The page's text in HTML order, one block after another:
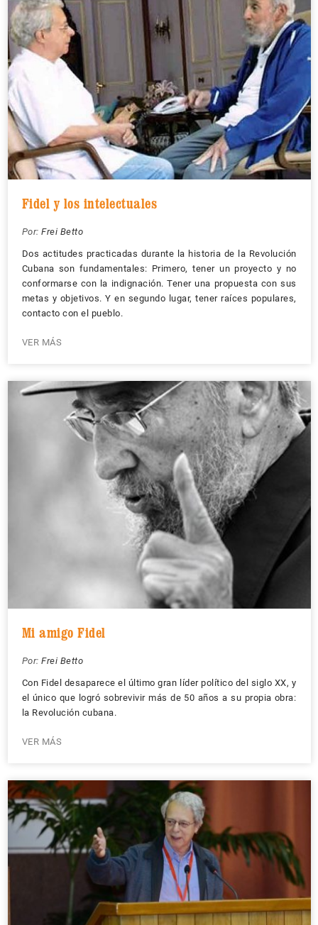
Fidel y los intelectuales
Por: Frei Betto
Dos actitudes practicadas durante la historia de la Revolución
Cubana son fundamentales: Primero, tener un proyecto y no
conformarse con la indignación. Tener una propuesta con sus
metas y objetivos. Y en segundo lugar, tener raíces populares,
contacto con el pueblo.
VER MÁS
Mi amigo Fidel
Por: Frei Betto
Con Fidel desaparece el último gran líder político del siglo XX, y
el único que logró sobrevivir más de 50 años a su propia obra:
la Revolución cubana.
VER MÁS